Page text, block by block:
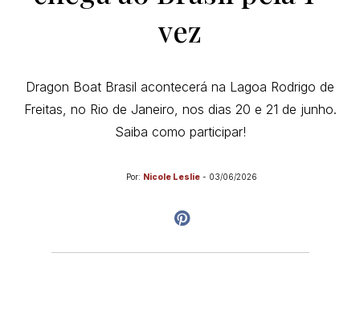
vez
Dragon Boat Brasil acontecerá na Lagoa Rodrigo de
Freitas, no Rio de Janeiro, nos dias 20 e 21 de junho.
Saiba como participar!
Por: Nicole Leslie - 03/06/2026